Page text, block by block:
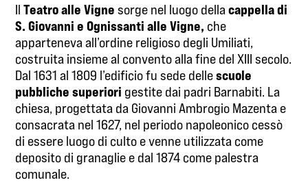
IlTeatro alle Vigne sorge nel luogo dellacappella di
S. Giovanni e Ognissanti alle Vigne, che
apparteneva all’ordine religioso degli Umiliati,
costruita insieme al convento alla fine del XIII secolo.
Dal 1631 al 1809 l’edificio fu sede dellescuole
pubbliche superiori gestite dai padri Barnabiti. La
chiesa, progettata da Giovanni Ambrogio Mazenta e
consacrata nel 1627, nel periodo napoleonico cessò
di essere luogo di culto e venne utilizzata come
deposito di granaglie e dal 1874 come palestra
comunale.